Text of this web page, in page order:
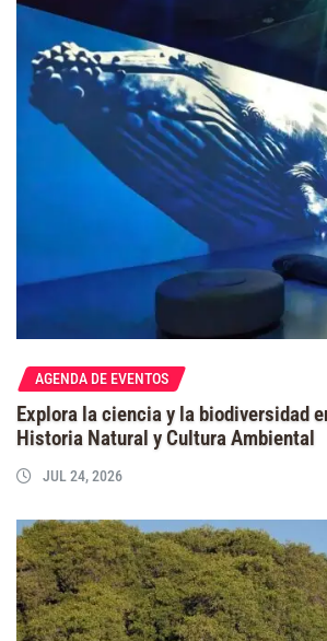
AGENDA DE EVENTOS
Explora la ciencia y la biodiversidad
Historia Natural y Cultura Ambiental
JUL 24, 2026